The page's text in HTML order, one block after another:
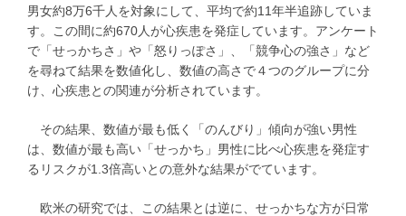
男女約8万6千人を対象にして、平均で約11年半追跡していま
す。この間に約670人が心疾患を発症しています。アンケート
で「せっかちさ」や「怒りっぽさ」、「競争心の強さ」など
を尋ねて結果を数値化し、数値の高さで４つのグループに分
け、心疾患との関連が分析されています。
その結果、数値が最も低く「のんびり」傾向が強い男性
は、数値が最も高い「せっかち」男性に比べ心疾患を発症す
るリスクが1.3倍高いとの意外な結果がでています。
欧米の研究では、この結果とは逆に、せっかちな方が日常